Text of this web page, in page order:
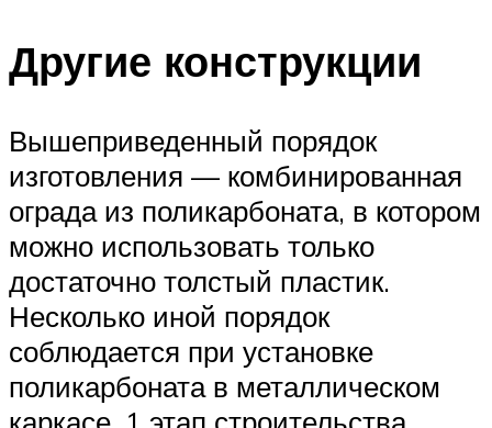
Другие конструкции
Вышеприведенный порядок
изготовления — комбинированная
ограда из поликарбоната, в котором
можно использовать только
достаточно толстый пластик.
Несколько иной порядок
соблюдается при установке
поликарбоната в металлическом